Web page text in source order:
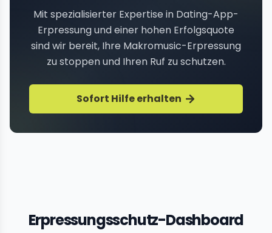
Mit spezialisierter Expertise in Dating-App-
Erpressung und einer hohen Erfolgsquote
sind wir bereit, Ihre Makromusic-Erpressung
zu stoppen und Ihren Ruf zu schutzen.
Sofort Hilfe erhalten
Erpressungsschutz-Dashboard